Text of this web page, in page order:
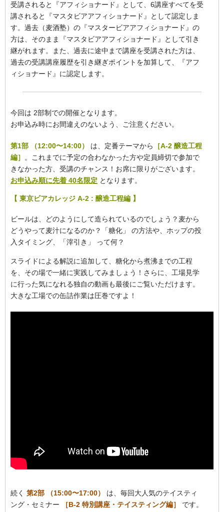
受講されると『アフィショナード』として、6講座すべてを受
講されると『マスタビアアフィショナード』として認定しま
す。過去（麦酒塾）の『マスタービアアフィショナード』の
方は、そのまま『マスタビアアフィショナード』として引き
継がれます。また、過去に途中まで講座を受講された方は、
過去の受講講座履歴を引き継ぎポイントを加算して、『アフ
ィショナード』に認定します。
今回は 2部制での開催となります。
お申込み時にお間違えのないよう、ご注意ください。
第1部 （12:00〜14:00） は、定番テーマから
［A-2 醸造工程
編］
。これまでに予定の合わなかった方や定員締切で参加で
きなかった方、受講のチャンス！お席に限りがございます。
お申込み順に先着 40名限定 となります。
【 東京ビアカレッジ A-2 : 醸造工程編 】
ビールは、どのようにして造られているのでしょう？麦から
どうやって麦汁になるのか？「糖化」 の方法や、ホップの投
入タイミング、「滓引き」 って何？
スライドによる解説に追加して、糖化から煮沸までの工程
を、その場で一緒に実践してみましょう！さらに、工場見学
に行った気になれる独自の動画も最後にご覧いただけます。
大きな工場での缶詰作業は圧巻ですよ！
続く 第2部 （15:00〜17:00）
は、毎回大人気のテイスティ
ング・セミナー
［B-2 特別講座・テイスティング編］ です。